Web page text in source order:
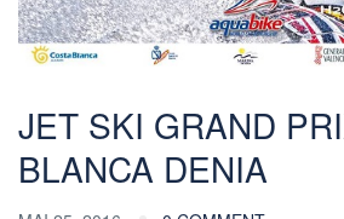
JET SKI GRAND
BLANCA DENIA